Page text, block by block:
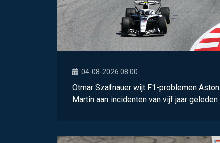
04-08-2026 08:00
Otmar Szafnauer wijt F1-problemen Aston
Martin aan incidenten van vijf jaar geleden